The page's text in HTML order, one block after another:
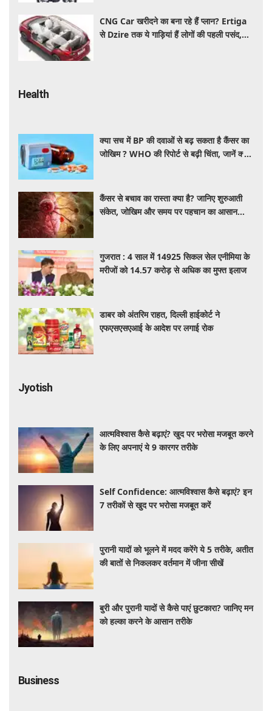
CNG Car खरीदने का बना रहे हैं प्लान? Ertiga
से Dzire तक ये गाड़ियां हैं लोगों की पहली पसंद,
Health
क्या सच में BP की दवाओं से बढ़ सकता है कैंसर का
जोखिम ? WHO की रिपोर्ट से बढ़ी चिंता, जानें क्या
कैंसर से बचाव का रास्ता क्या है? जानिए शुरुआती
संकेत, जोखिम और समय पर पहचान का आसान
गुजरात : 4 साल में 14925 सिकल सेल एनीमिया के
मरीजों को 14.57 करोड़ से अधिक का मुफ्त इलाज
डाबर को अंतरिम राहत, दिल्ली हाईकोर्ट ने
एफएसएसएआई के आदेश पर लगाई रोक
Jyotish
आत्मविश्वास कैसे बढ़ाएं? खुद पर भरोसा मजबूत करने
के लिए अपनाएं ये 9 कारगर तरीके
Self Confidence: आत्मविश्वास कैसे बढ़ाएं? इन
7 तरीकों से खुद पर भरोसा मजबूत करें
पुरानी यादों को भूलने में मदद करेंगे ये 5 तरीके, अतीत
की बातों से निकलकर वर्तमान में जीना सीखें
बुरी और पुरानी यादों से कैसे पाएं छुटकारा? जानिए मन
को हल्का करने के आसान तरीके
Business